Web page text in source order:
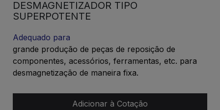
DESMAGNETIZADOR TIPO
SUPERPOTENTE
Adequado para
grande produção de peças de reposição de
componentes, acessórios, ferramentas, etc. para
desmagnetização de maneira fixa.
Adicionar à Cotação